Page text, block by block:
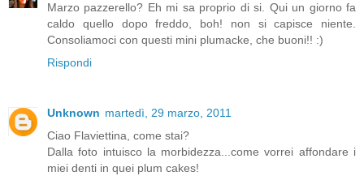
Marzo pazzerello? Eh mi sa proprio di si. Qui un giorno fa
caldo quello dopo freddo, boh! non si capisce niente.
Consoliamoci con questi mini plumacke, che buoni!! :)
Rispondi
Unknown martedì, 29 marzo, 2011
Ciao Flaviettina, come stai?
Dalla foto intuisco la morbidezza...come vorrei affondare i
miei denti in quei plum cakes!